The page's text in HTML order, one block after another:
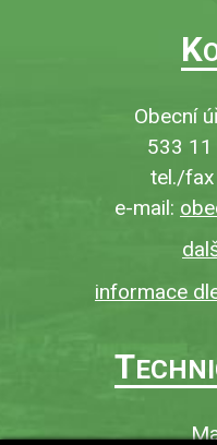
K
Obecní
533
tel./
e-mail:
informace
T